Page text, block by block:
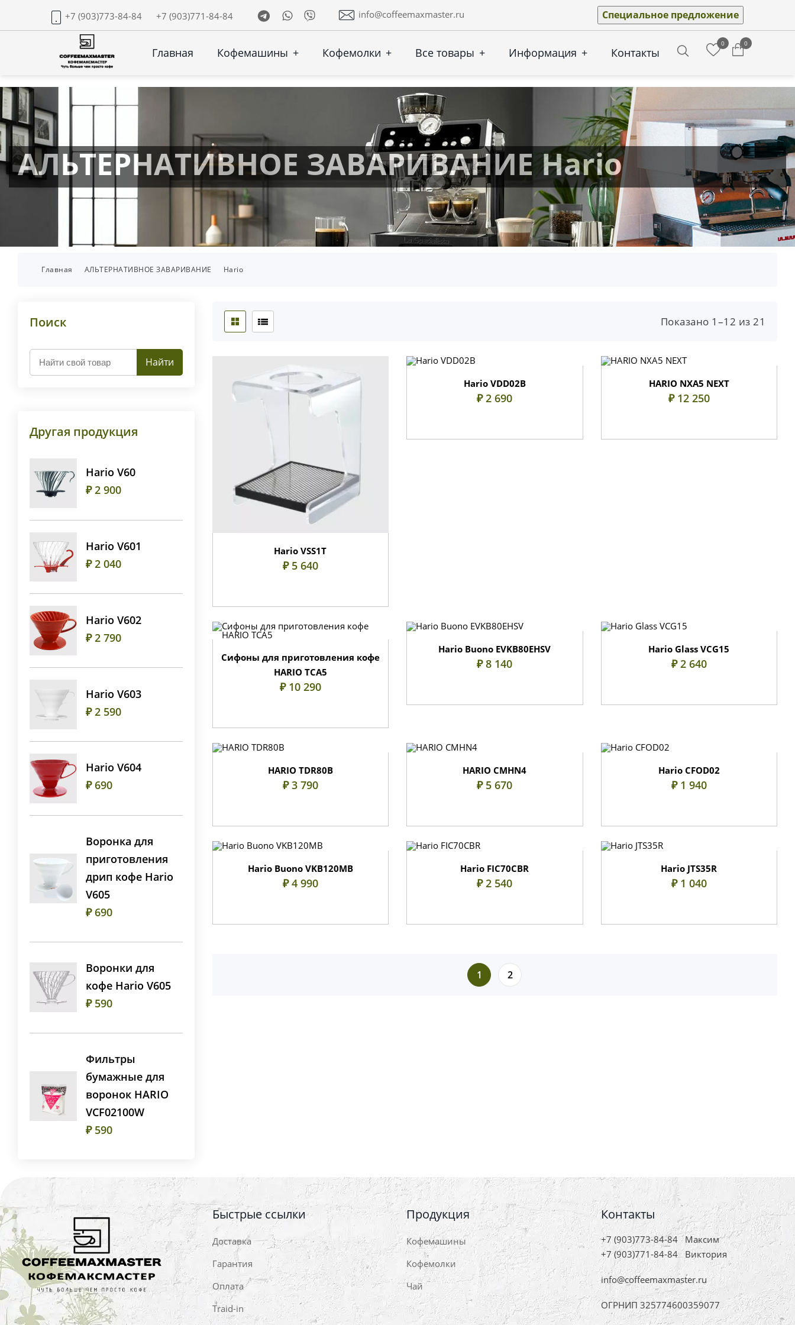
+7 (903)773-84-84 +7 (903)771-84-84 TelegramWhatsapp
Viber info@coffeemaxmaster.ru Специальное предложение
Главная Кофемашины + Кофемолки + Все товары + Информация + Контакты
0 0
АЛЬТЕРНАТИВНОЕ ЗАВАРИВАНИЕ Hario
Главная АЛЬТЕРНАТИВНОЕ ЗАВАРИВАНИЕ Hario
Поиск
Найти
Другая продукция
Hario V60
₽ 2 900
Hario V601
₽ 2 040
Hario V602
₽ 2 790
Hario V603
₽ 2 590
Hario V604
₽ 690
Воронка для
приготовления
дрип кофе Hario
V605
₽ 690
Воронки для
кофе Hario V605
₽ 590
Фильтры
бумажные для
воронок HARIO
VCF02100W
₽ 590
Показано 1–12 из 21
Hario VSS1T
₽ 5 640
Hario VDD02B
₽ 2 690
HARIO NXA5 NEXT
₽ 12 250
Сифоны для приготовления кофе
HARIO ТСА5
₽ 10 290
Hario Buono EVKB80EHSV
₽ 8 140
Hario Glass VCG15
₽ 2 640
HARIO TDR80B
₽ 3 790
HARIO CMHN4
₽ 5 670
Hario CFOD02
₽ 1 940
Hario Buono VKB120MB
₽ 4 990
Hario FIC70CBR
₽ 2 540
Hario JTS35R
₽ 1 040
1 2
Быстрые ссылки
Доставка
Гарантия
Оплата
Traid-in
Продукция
Кофемашины
Кофемолки
Чай
Контакты
+7 (903)773-84-84Максим
+7 (903)771-84-84Виктория
info@coffeemaxmaster.ru
ОГРНИП 325774600359077